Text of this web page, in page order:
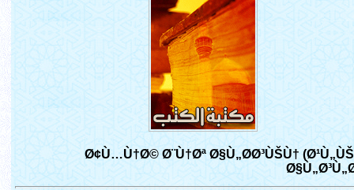
Ø¢Ù…Ù†Ø© Ø¨Ù†Øª Ø§Ù„Ø­Ø³ÙŠÙ†